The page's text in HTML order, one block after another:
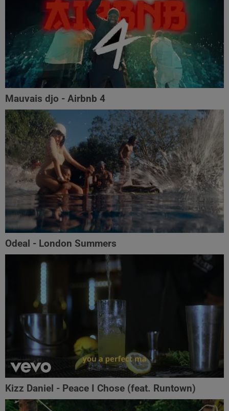
Mauvais djo - Airbnb 4
Odeal - London Summers
Kizz Daniel - Peace I Chose (feat. Runtown)